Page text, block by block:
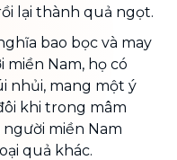
lại thành quả ngọt.
bao bọc và may
miền Nam, họ có
nhủi, mang một ý
khi trong mâm
miền Nam
quả khác.